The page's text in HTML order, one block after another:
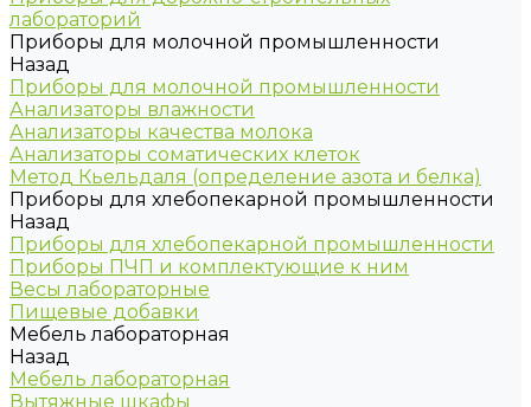
лабораторий
Приборы для молочной промышленности
Назад
Приборы для молочной промышленности
Анализаторы влажности
Анализаторы качества молока
Анализаторы соматических клеток
Метод Кьельдаля (определение азота и белка)
Приборы для хлебопекарной промышленности
Назад
Приборы для хлебопекарной промышленности
Приборы ПЧП и комплектующие к ним
Весы лабораторные
Пищевые добавки
Мебель лабораторная
Назад
Мебель лабораторная
Вытяжные шкафы